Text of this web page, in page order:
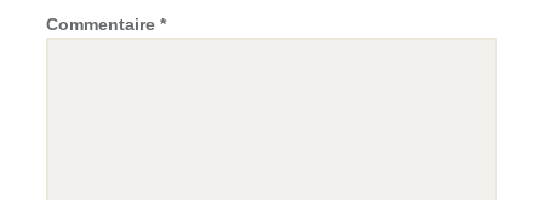
Commentaire *